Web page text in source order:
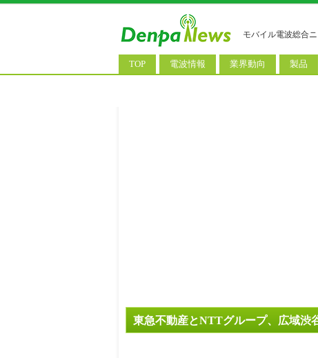
モバイル電波総合
TOP 電波情報 業界動向 製品
周辺機
東急不動産とNTTグループ、広域渋